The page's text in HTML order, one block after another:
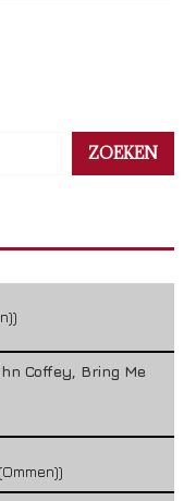
ZOEKEN
Coffey, Bring Me